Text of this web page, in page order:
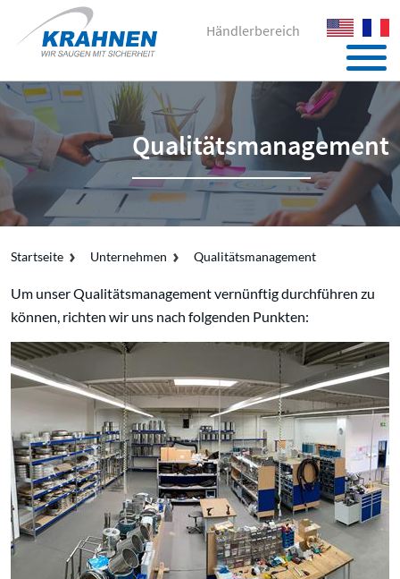
Händlerbereich
Qualitätsmanagement
Startseite Unternehmen Qualitätsmanagement
Um unser Qualitätsmanagement vernünftig durchführen zu
können, richten wir uns nach folgenden Punkten: